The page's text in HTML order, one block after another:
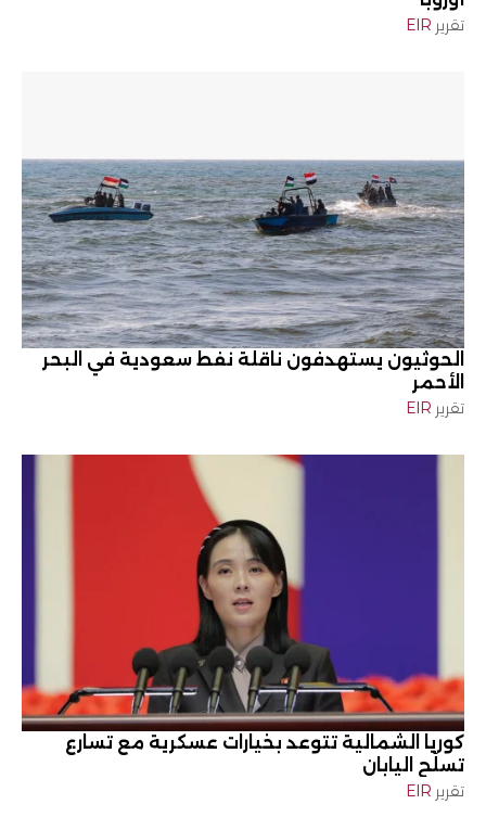
تقرير EIR
الحوثيون يستهدفون ناقلة نفط سعودية في البحر
الأحمر
تقرير EIR
كوريا الشمالية تتوعد بخيارات عسكرية مع تسارع
تسلّح اليابان
تقرير EIR